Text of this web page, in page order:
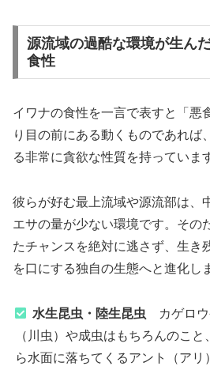
源流域の過酷な環境が生ん
食性
イワナの食性を一言で表すと「悪
り目の前にある動くものであれば
る非常に貪欲な性質を持っていま
彼らが好む最上流域や源流部は、
エサの量が少ない環境です。その
たチャンスを絶対に逃さず、生き
を口にする独自の生態へと進化し
水生昆虫・陸生昆虫 カゲロウ
（川虫）や成虫はもちろんのこ
ら水面に落ちてくるアント（ア